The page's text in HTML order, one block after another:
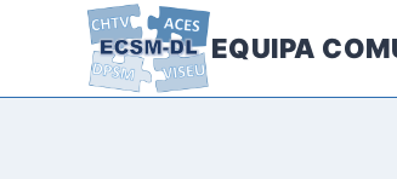
EQUIPA